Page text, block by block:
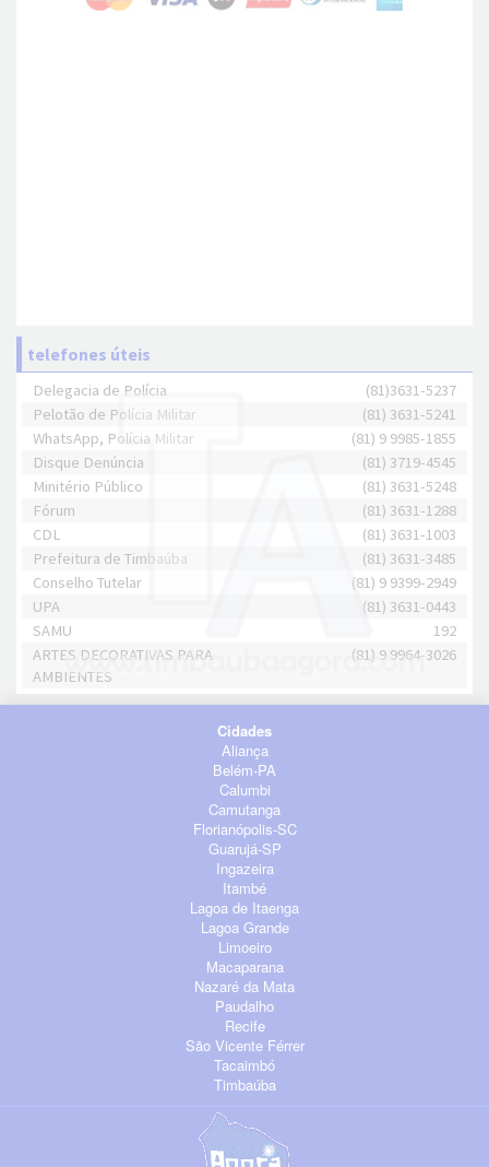
telefones úteis
Delegacia de Polícia
(81)3631-5237
Pelotão de Polícia Militar
(81) 3631-5241
WhatsApp, Polícia Militar
(81) 9 9985-1855
Disque Denúncia
(81) 3719-4545
Minitério Público
(81) 3631-5248
Fórum
(81) 3631-1288
CDL
(81) 3631-1003
Prefeitura de Timbaúba
(81) 3631-3485
Conselho Tutelar
(81) 9 9399-2949
UPA
(81) 3631-0443
SAMU
192
ARTES DECORATIVAS PARA
AMBIENTES
(81) 9 9964-3026
Cidades
Aliança
Belém-PA
Calumbi
Camutanga
Florianópolis-SC
Guarujá-SP
Ingazeira
Itambé
Lagoa de Itaenga
Lagoa Grande
Limoeiro
Macaparana
Nazaré da Mata
Paudalho
Recife
São Vicente Férrer
Tacaimbó
Timbaúba